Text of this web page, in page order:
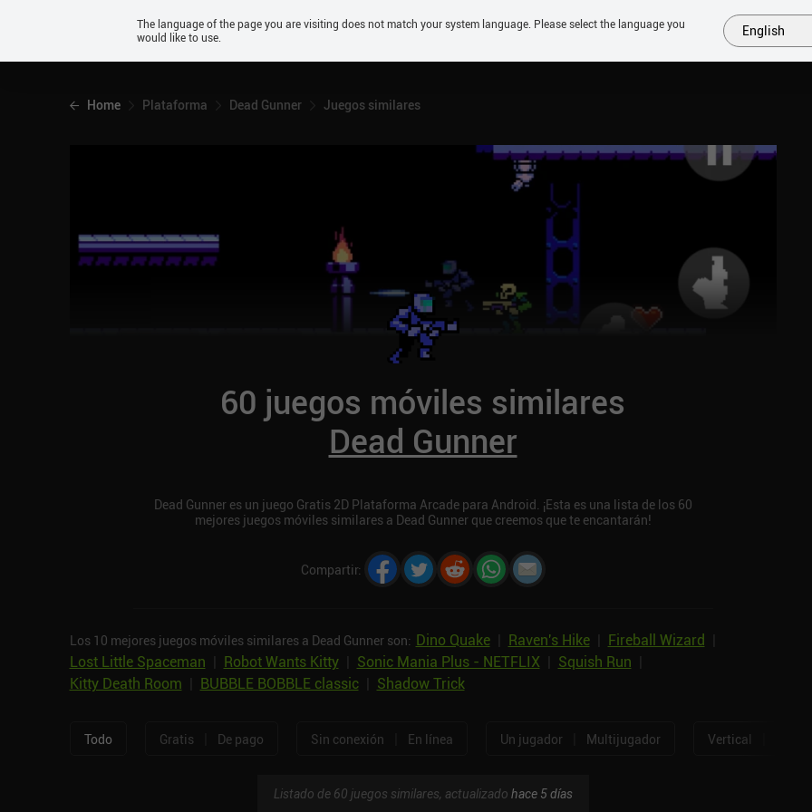
Android
PRÓXIMOS SIMILARES COLECCIONES TOP
Home Plataforma Dead Gunner Juegos similares
60 juegos móviles similares
Dead Gunner
Dead Gunner es un juego Gratis 2D Plataforma Arcade para Android. ¡Esta es una lista de los 60
mejores juegos móviles similares a Dead Gunner que creemos que te encantarán!
Compartir:
Los 10 mejores juegos móviles similares a Dead Gunner son: Dino Quake| Raven's Hike| Fireball Wizard
Lost Little Spaceman
Robot Wants Kitty| Sonic Mania Plus - NETFLIX| Squish Run
Kitty Death Room
BUBBLE BOBBLE classic| Shadow Trick
Todo Gratis De pago Sin conexión En línea Un jugador Multijugador Vertical
Listado de 60 juegos similares, actualizado hace 5 días
The language of the page you are visiting does not match your system language. Please select the language you
would like to use.
English